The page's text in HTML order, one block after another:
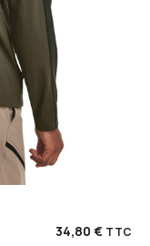
34,80 € TTC